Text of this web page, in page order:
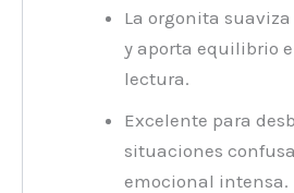
La orgonita
y aporta equilibrio
lectura.
Excelente para
situaciones
emocional intensa.